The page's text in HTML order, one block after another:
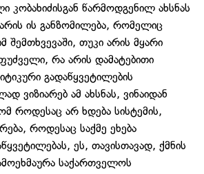
კობახიძისგან წარმოდგენილ ახსნას
ის განზომილება, რომელიც
შემთხვევაში, თუკი არის მყარი
რა არის დამატებითი
გადაწყვეტილების
ვიზიარებ ამ ახსნას, ვინაიდან
როდესაც არ ხდება სისტემის,
როდესაც საქმე ეხება
ეს, თავისთავად, ქმნის
საქართველოს